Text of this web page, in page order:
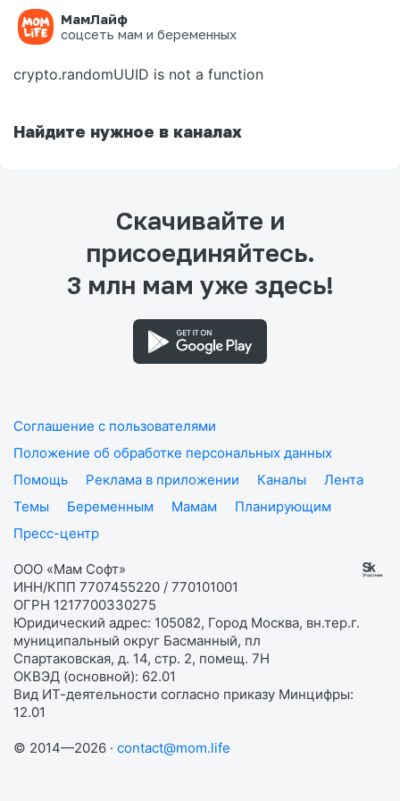
МамЛайф
соцсеть мам и беременных
Ошибка на странице
crypto.randomUUID is not a function
Найдите нужное в каналах
Скачивайте и
присоединяйтесь.
3 млн мам уже здесь!
Соглашение с пользователями
Положение об обработке персональных данных
Помощь
Реклама в приложении Каналы
Лента
Темы
Беременным Мамам
Планирующим
Пресс-центр
ООО «Мам Софт»
ИНН/КПП 7707455220 / 770101001
ОГРН 1217700330275
Юридический адрес: 105082, Город Москва, вн.тер.г.
муниципальный округ Басманный, пл
Спартаковская, д. 14, стр. 2, помещ. 7Н
ОКВЭД (основной): 62.01
Вид ИТ-деятельности согласно приказу Минцифры:
12.01
© 2014—2026 · contact@mom.life